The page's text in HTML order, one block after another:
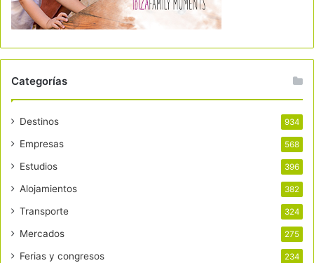
Categorías
Destinos 934
Empresas 568
Estudios 396
Alojamientos 382
Transporte 324
Mercados 275
Ferias y congresos 234